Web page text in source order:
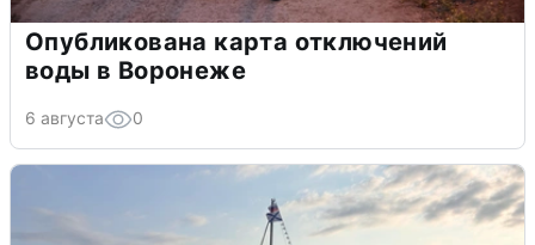
Опубликована карта отключений
воды в Воронеже
6 августа 0